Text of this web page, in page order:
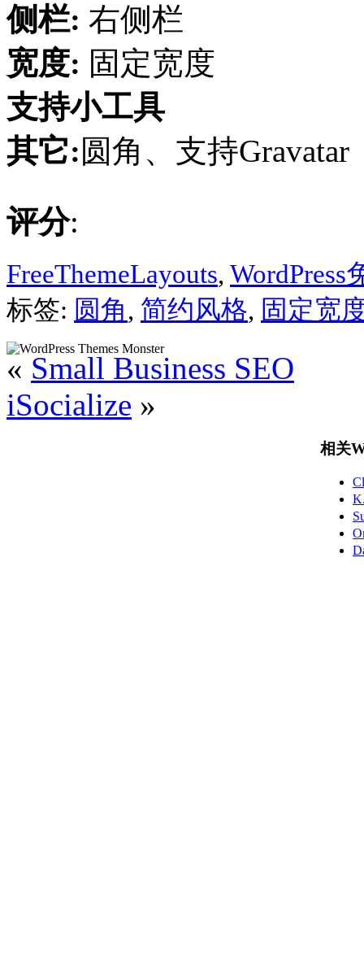
侧栏: 右侧栏
宽度: 固定宽度
支持小工具
其它:圆角、支持Gravatar
评分:
FreeThemeLayouts, WordPress
标签: 圆角, 简约风格, 固定宽
« Small Business SEO
iSocialize »
相关